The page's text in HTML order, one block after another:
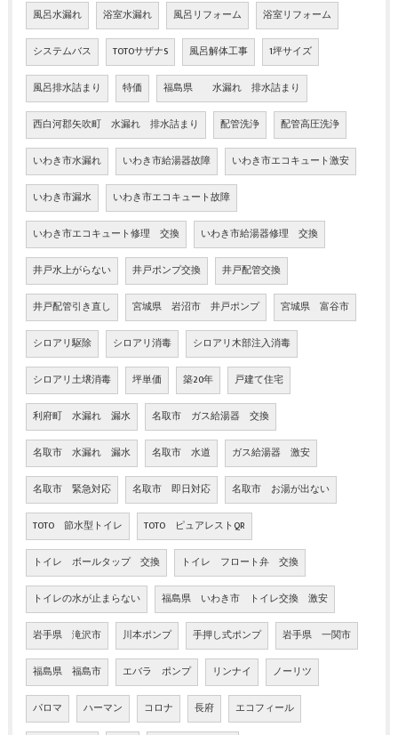
風呂水漏れ 浴室水漏れ 風呂リフォーム 浴室リフォーム
システムバス TOTOサザナS 風呂解体工事 1坪サイズ
風呂排水詰まり 特価 福島県 水漏れ 排水詰まり
西白河郡矢吹町 水漏れ 排水詰まり 配管洗浄 配管高圧洗浄
いわき市水漏れ いわき市給湯器故障 いわき市エコキュート激安
いわき市漏水 いわき市エコキュート故障
いわき市エコキュート修理 交換 いわき市給湯器修理 交換
井戸水上がらない 井戸ポンプ交換 井戸配管交換
井戸配管引き直し 宮城県 岩沼市 井戸ポンプ 宮城県 富谷市
シロアリ駆除 シロアリ消毒 シロアリ木部注入消毒
シロアリ土壌消毒 坪単価 築20年 戸建て住宅
利府町 水漏れ 漏水 名取市 ガス給湯器 交換
名取市 水漏れ 漏水 名取市 水道 ガス給湯器 激安
名取市 緊急対応 名取市 即日対応 名取市 お湯が出ない
TOTO 節水型トイレ TOTO ピュアレストQR
トイレ ボールタップ 交換 トイレ フロート弁 交換
トイレの水が止まらない 福島県 いわき市 トイレ交換 激安
岩手県 滝沢市 川本ポンプ 手押し式ポンプ 岩手県 一関市
福島県 福島市 エバラ ポンプ リンナイ ノーリツ
パロマ ハーマン コロナ 長府 エコフィール